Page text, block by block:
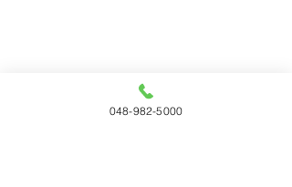
048-982-5000